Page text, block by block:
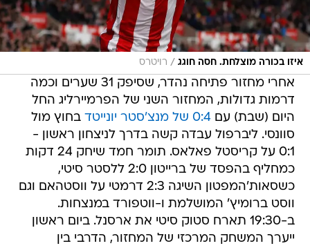
איזו בכורה מוצלחת. חסה חוגג / רויטרס
אחרי מחזור פתיחה נהדר, שסיפק 31 שערים וכמה
דרמות גדולות, המחזור השני של הפרמיירליג החל
היום (שבת) עם 0:4 של מנצ'סטר יונייטד
בחוץ מול
סוונסי. ליברפול עבדה קשה בדרך לניצחון ראשון -
0:1 על קריסטל פאלאס. תומר חמד שיחק 24 דקות
כמחליף בהפסד של ברייטון 2:0 ללסטר סיטי,
כשסאות'המפטון השיגה 2:3 דרמטי על ווסטהאם וגם
ווסט ברומיץ' המושלמת ו-ווטפורד במנצחות.
ב-19:30 תארח סטוק סיטי את ארסנל. ביום ראשון
ייערך המשחק המרכזי של המחזור, הדרבי בין